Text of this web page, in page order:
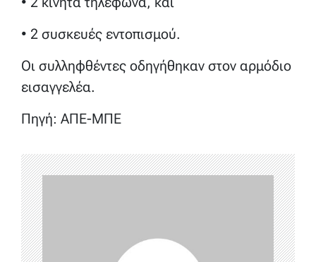
• 2 συσκευές εντοπισμού.
Οι συλληφθέντες οδηγήθηκαν στον αρμόδιο
εισαγγελέα.
Πηγή: ΑΠΕ-ΜΠΕ